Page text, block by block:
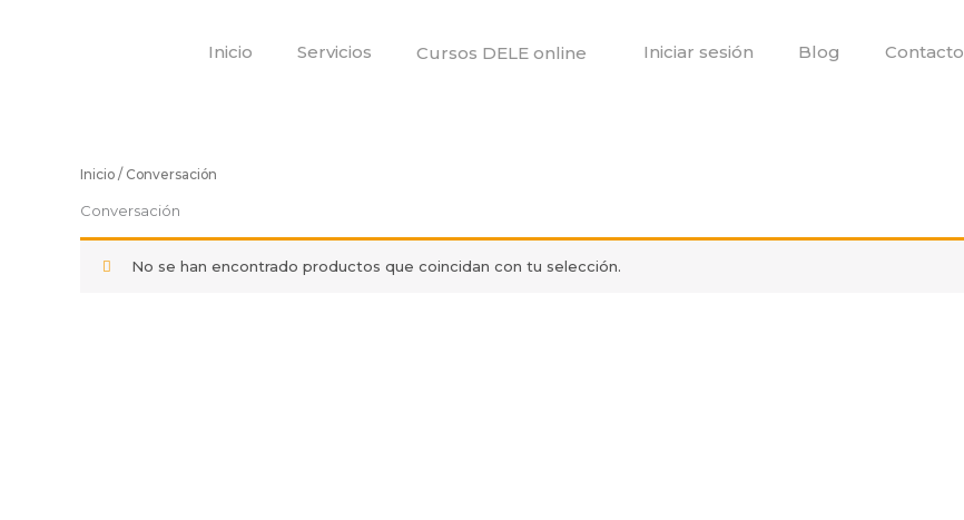
Inicio Servicios Cursos DELE online Iniciar sesión Blog Contacto
Inicio / Conversación
Conversación
No se han encontrado productos que coincidan con tu selección.